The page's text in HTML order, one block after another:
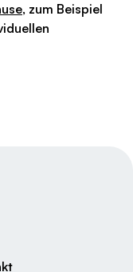
, zum Beispiel